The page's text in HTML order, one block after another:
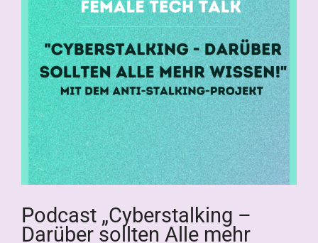
Podcast „Cyberstalking –
Darüber sollten Alle mehr